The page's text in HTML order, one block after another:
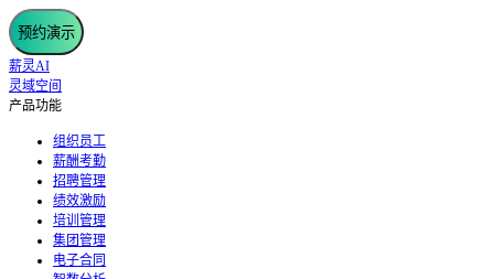
预约演示
薪灵AI
灵域空间
产品功能
组织员工
薪酬考勤
招聘管理
绩效激励
培训管理
集团管理
电子合同